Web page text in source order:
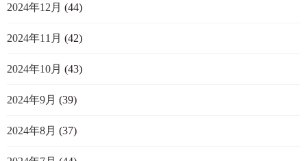
2024年12月 (44)
2024年11月 (42)
2024年10月 (43)
2024年9月 (39)
2024年8月 (37)